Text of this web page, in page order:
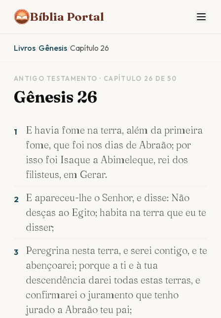
Bíblia Portal
Livros/Gênesis/Capítulo 26
ANTIGO TESTAMENTO · CAPÍTULO 26 DE 50
Gênesis 26
1
E havia fome na terra, além da primeira
fome, que foi nos dias de Abraão; por
isso foi Isaque a Abimeleque, rei dos
filisteus, em Gerar.
2
E apareceu-lhe o Senhor, e disse: Não
desças ao Egito; habita na terra que eu te
disser;
3
Peregrina nesta terra, e serei contigo, e te
abençoarei; porque a ti e à tua
descendência darei todas estas terras, e
confirmarei o juramento que tenho
jurado a Abraão teu pai;